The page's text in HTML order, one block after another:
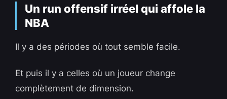
Un run offensif irréel qui affole la
NBA
Il y a des périodes où tout semble facile.
Et puis il y a celles où un joueur change
complètement de dimension.